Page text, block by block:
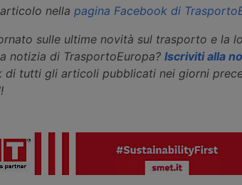
nella pagina Facebook di
sulle ultime novità sul trasporto e la
notizia di TrasportoEuropa? Iscriviti alla
di tutti gli articoli pubblicati nei giorni